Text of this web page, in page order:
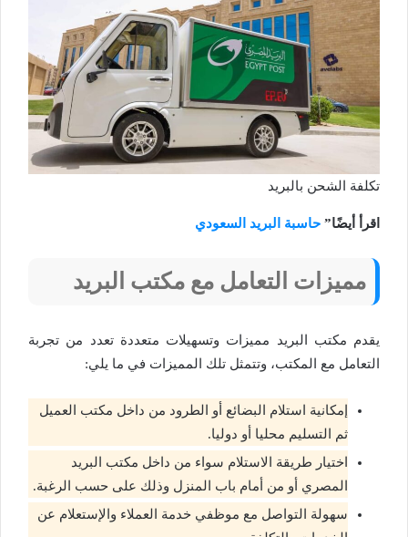
تكلفة الشحن بالبريد
اقرأ أيضًا” حاسبة البريد السعودي
مميزات التعامل مع مكتب البريد
يقدم مكتب البريد مميزات وتسهيلات متعددة تعدد من تجربة
التعامل مع المكتب، وتتمثل تلك المميزات في ما يلي:
إمكانية استلام البضائع أو الطرود من داخل مكتب العميل
ثم التسليم محليا أو دوليا.
اختيار طريقة الاستلام سواء من داخل مكتب البريد
المصري أو من أمام باب المنزل وذلك على حسب الرغبة.
سهولة التواصل مع موظفي خدمة العملاء والإستعلام عن